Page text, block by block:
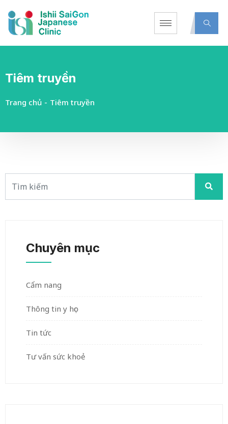
Tiêm truyền
Trang chủ - Tiêm truyền
Chuyên mục
Cẩm nang
Thông tin y học
Tin tức
Tư vấn sức khoẻ